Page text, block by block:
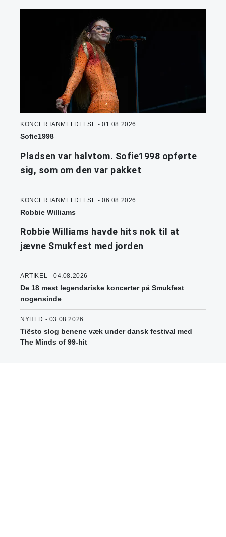
KONCERTANMELDELSE - 01.08.2026
Sofie1998
Pladsen var halvtom. Sofie1998 opførte
sig, som om den var pakket
KONCERTANMELDELSE - 06.08.2026
Robbie Williams
Robbie Williams havde hits nok til at
jævne Smukfest med jorden
ARTIKEL - 04.08.2026
De 18 mest legendariske koncerter på Smukfest
nogensinde
NYHED - 03.08.2026
Tiësto slog benene væk under dansk festival med
The Minds of 99-hit